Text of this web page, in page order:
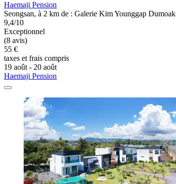
Haemaji Pension
Seongsan, à 2 km de : Galerie Kim Younggap Dumoak
9,4/10
Exceptionnel
(8 avis)
55 €
taxes et frais compris
19 août - 20 août
Haemaji Pension